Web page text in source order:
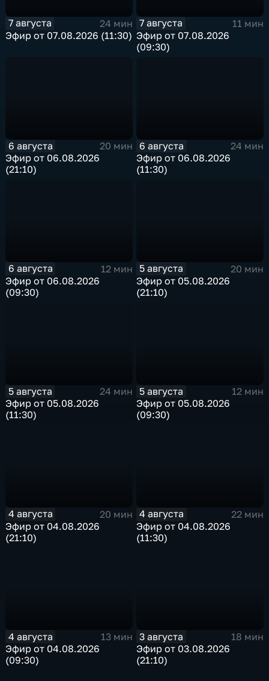
7 августа
24 мин
Эфир от 07.08.2026 (11:30)
7 августа
11 мин
Эфир от 07.08.2026
(09:30)
6 августа
20 мин
Эфир от 06.08.2026
(21:10)
6 августа
24 мин
Эфир от 06.08.2026
(11:30)
6 августа
12 мин
Эфир от 06.08.2026
(09:30)
5 августа
20 мин
Эфир от 05.08.2026
(21:10)
5 августа
24 мин
Эфир от 05.08.2026
(11:30)
5 августа
12 мин
Эфир от 05.08.2026
(09:30)
4 августа
20 мин
Эфир от 04.08.2026
(21:10)
4 августа
22 мин
Эфир от 04.08.2026
(11:30)
4 августа
13 мин
Эфир от 04.08.2026
(09:30)
3 августа
18 мин
Эфир от 03.08.2026
(21:10)